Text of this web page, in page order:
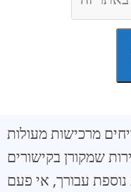
שמקורן בקישורים
עבורך, אי פעם